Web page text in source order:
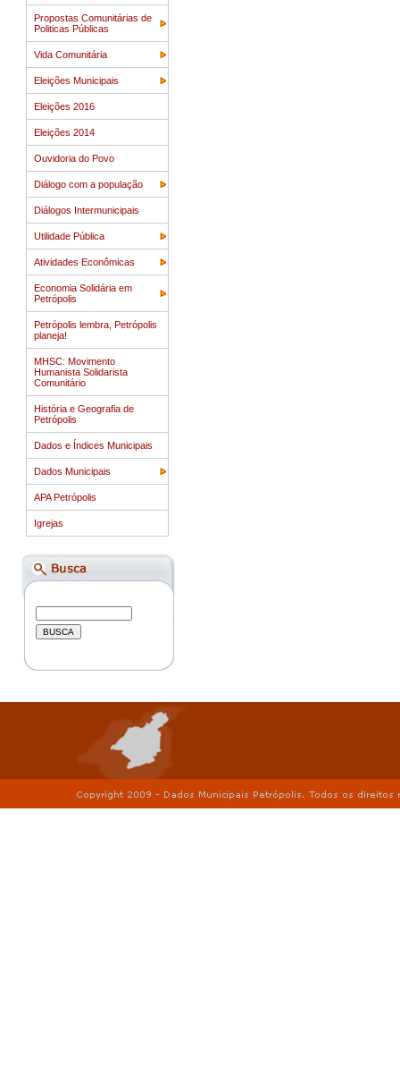
Propostas Comunitárias de
Politicas Públicas
Vida Comunitária
Eleições Municipais
Eleições 2016
Eleições 2014
Ouvidoria do Povo
Diálogo com a população
Diálogos Intermunicipais
Utilidade Pública
Atividades Econômicas
Economia Solidária em
Petrópolis
Petrópolis lembra, Petrópolis
planeja!
MHSC: Movimento
Humanista Solidarista
Comunitário
História e Geografia de
Petrópolis
Dados e Índices Municipais
Dados Municipais
APA Petrópolis
Igrejas